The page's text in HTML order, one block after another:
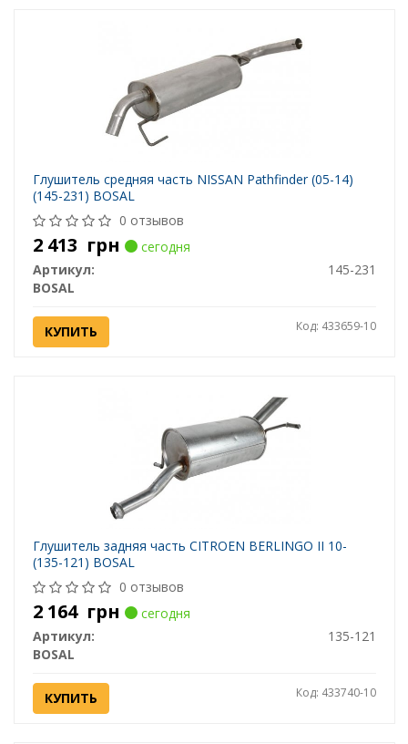
Глушитель средняя часть NISSAN Pathfinder (05-14)
(145-231) BOSAL
0 отзывов
2 413 грн
сегодня
Артикул:
145-231
BOSAL
КУПИТЬ Код: 433659-10
Глушитель задняя часть CITROEN BERLINGO II 10-
(135-121) BOSAL
0 отзывов
2 164 грн
сегодня
Артикул:
135-121
BOSAL
КУПИТЬ Код: 433740-10